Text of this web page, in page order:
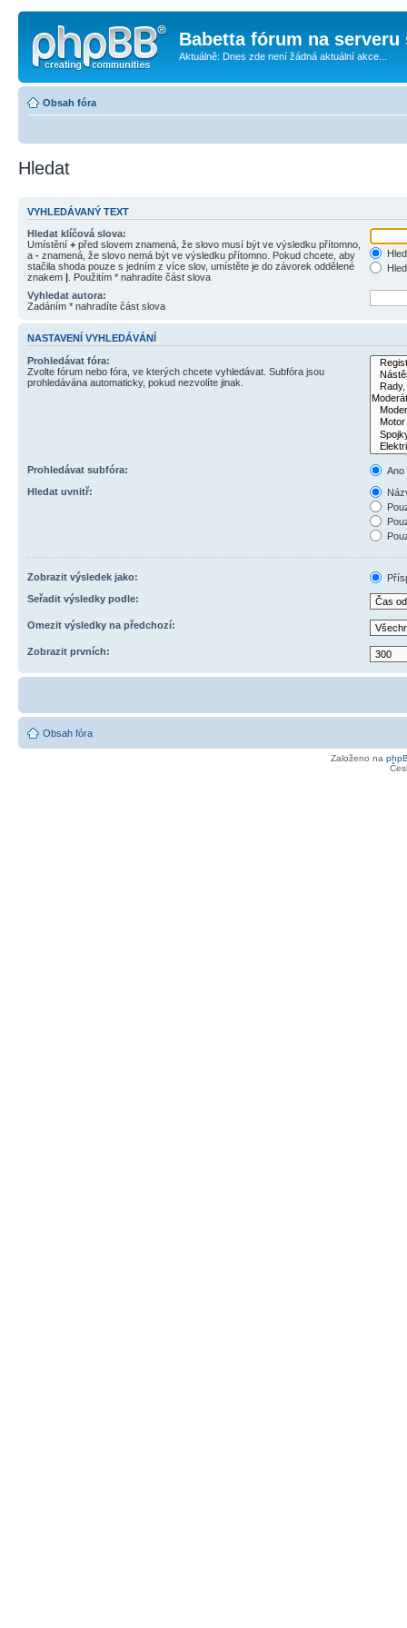
Babetta fórum na serveru
Aktuálně: Dnes zde není žádná aktuální akce...
Obsah fóra
Hledat
VYHLEDÁVANÝ TEXT
Hledat klíčová slova:
Umístění + před slovem znamená, že slovo musí být ve výsledku přítomno,
a - znamená, že slovo nemá být ve výsledku přítomno. Pokud chcete, aby
stačila shoda pouze s jedním z více slov, umístěte je do závorek oddělené
znakem | . Použitím * nahradíte část slova
Vyhledat autora:
Zadáním * nahradíte část slova
NASTAVENÍ VYHLEDÁVÁNÍ
Prohledávat fóra:
Zvolte fórum nebo fóra, ve kterých chcete vyhledávat. Subfóra jsou
prohledávána automaticky, pokud nezvolíte jinak.
Prohledávat subfóra:
Ano
Hledat uvnitř:
Zobrazit výsledek jako:
Seřadit výsledky podle:
Omezit výsledky na předchozí:
Zobrazit prvních:
Obsah fóra
Založeno na